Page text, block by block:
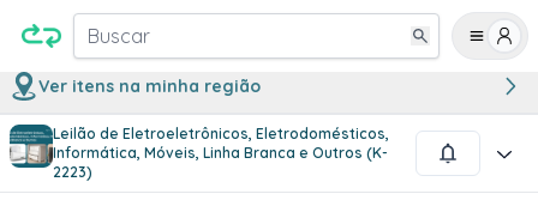
Buscar
Ver itens na minha região
Leilão de Eletroeletrônicos, Eletrodomésticos,
Informática, Móveis, Linha Branca e Outros (K-
2223)
1/4